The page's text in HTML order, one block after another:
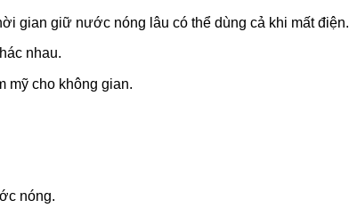
gian giữ nước nóng lâu có thể dùng cả khi mất điện.
nhau.
mỹ cho không gian.
nóng.